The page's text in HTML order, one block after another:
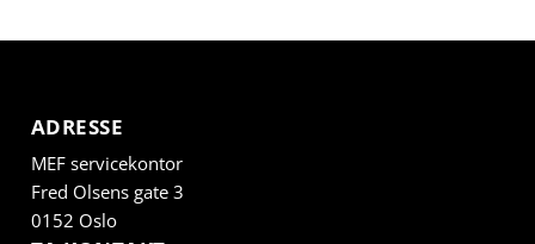
ADRESSE
MEF servicekontor
Fred Olsens gate 3
0152 Oslo